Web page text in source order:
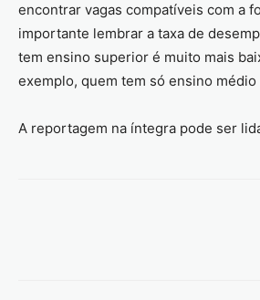
encontrar vagas compatíveis com a
importante lembrar a taxa de
tem ensino superior é muito mais
exemplo, quem tem só ensino médio
A reportagem na íntegra pode ser